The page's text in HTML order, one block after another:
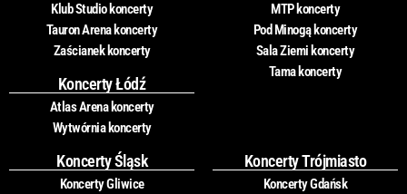
Klub Studio koncerty
Tauron Arena koncerty
Zaścianek koncerty
Koncerty Łódź
Atlas Arena koncerty
Wytwórnia koncerty
MTP koncerty
Pod Minogą koncerty
Sala Ziemi koncerty
Tama koncerty
Koncerty Śląsk
Koncerty Gliwice
Koncerty Trójmiasto
Koncerty Gdańsk